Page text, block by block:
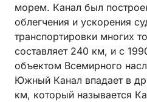
морем. Канал был
облегчения и ускорения
транспортировки многих
составляет 240 км, и с
объектом Всемирного
Южный Канал впадает в
км, который называется